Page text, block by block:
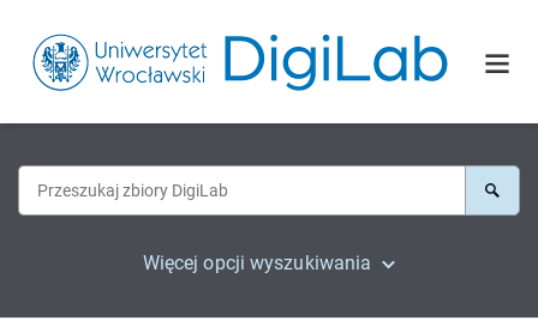
Więcej opcji wyszukiwania